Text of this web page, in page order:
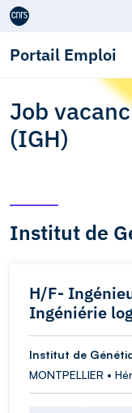
Aller au contenu
Portail Emploi
Job
(IGH)
Institut de
H/F-
Ingéniérie
Institut de
MONTPELLIER •